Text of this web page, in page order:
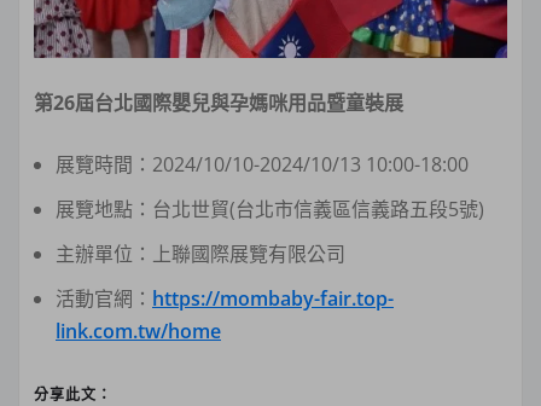
第26屆台北國際嬰兒與孕媽咪用品暨童裝展
展覽時間：2024/10/10-2024/10/13 10:00-18:00
展覽地點：台北世貿(台北市信義區信義路五段5號)
主辦單位：上聯國際展覽有限公司
活動官網： https://mombaby-fair.top-
link.com.tw/home
分享此文：